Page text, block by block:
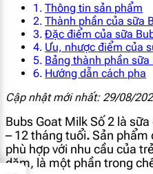
Thông tin sản phẩm
Thành phần của sữa
Đặc điểm của sữa
Ưu, nhược điểm của
Bảng thành phần
Hướng dẫn cách pha
Cập nhật mới nhất: 29/08/
Bubs Goat Milk Số 2 là
– 12 tháng tuổi. Sản phẩm
phù hợp với nhu cầu của
dặm, là một phần trong